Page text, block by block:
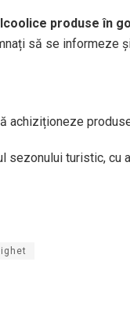
produse în
să se informeze
achiziționeze
sezonului turistic,